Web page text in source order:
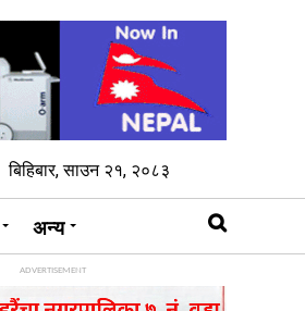
बिहिबार, साउन २१, २०८३
अन्य
ADVERTISEMENT